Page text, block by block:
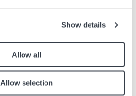
Show details
Allow all
Allow selection